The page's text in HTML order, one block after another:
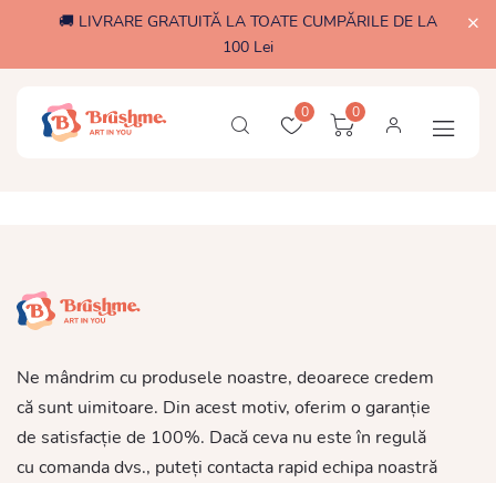
🚚 LIVRARE GRATUITĂ LA TOATE CUMPĂRILE DE LA
100 Lei
0 0
Ne mândrim cu produsele noastre, deoarece credem
că sunt uimitoare. Din acest motiv, oferim o garanție
de satisfacție de 100%. Dacă ceva nu este în regulă
cu comanda dvs., puteți contacta rapid echipa noastră